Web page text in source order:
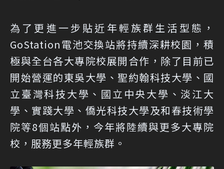
為了更進一步貼近年輕族群生活型態，
GoStation電池交換站將持續深耕校園，積
極與全台各大專院校展開合作，除了目前已
開始營運的東吳大學、聖約翰科技大學、國
立臺灣科技大學、國立中央大學、淡江大
學、實踐大學、僑光科技大學及和春技術學
院等8個站點外，今年將陸續與更多大專院
校，服務更多年輕族群。